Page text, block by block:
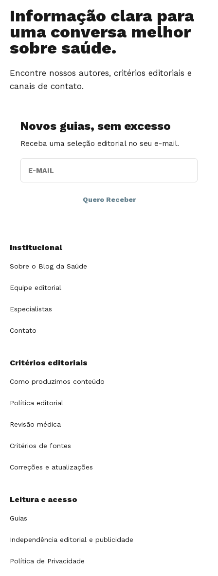
Informação clara para
uma conversa melhor
sobre saúde.
Encontre nossos autores, critérios editoriais e
canais de contato.
Novos guias, sem excesso
Receba uma seleção editorial no seu e-mail.
Institucional
Sobre o Blog da Saúde
Equipe editorial
Especialistas
Contato
Critérios editoriais
Como produzimos conteúdo
Política editorial
Revisão médica
Critérios de fontes
Correções e atualizações
Leitura e acesso
Guias
Independência editorial e publicidade
Política de Privacidade